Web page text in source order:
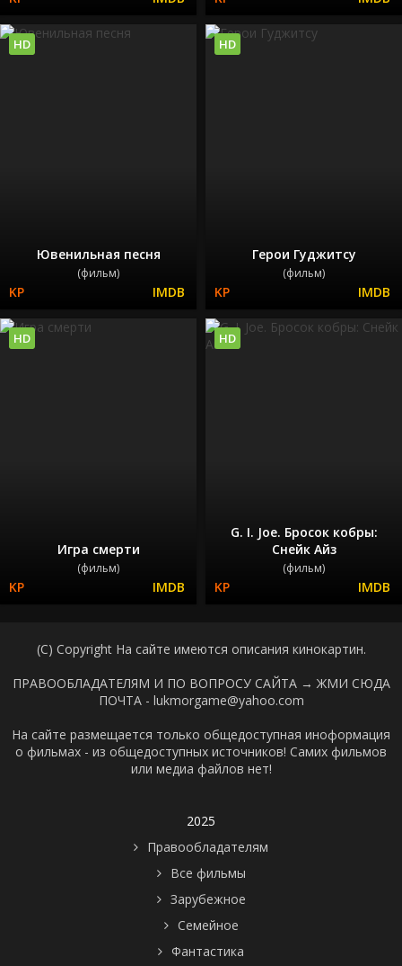
Ювенильная песня
(фильм)
HD
Герои Гуджитсу
(фильм)
HD
Игра смерти
(фильм)
HD
G. I. Joe. Бросок кобры:
Снейк Айз
(фильм)
HD
(C) Copyright На сайте имеются описания кинокартин.
ПРАВООБЛАДАТЕЛЯМ И ПО ВОПРОСУ САЙТА → ЖМИ СЮДА
ПОЧТА - lukmorgame@yahoo.com
На сайте размещается только общедоступная иноформация
о фильмах - из общедоступных источников! Самих фильмов
или медиа файлов нет!
2025
Правообладателям
Все фильмы
Зарубежное
Семейное
Фантастика